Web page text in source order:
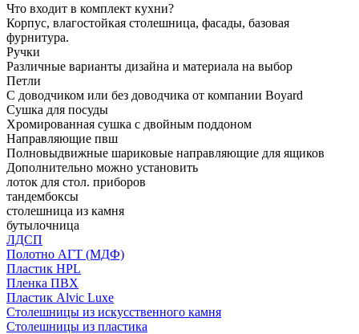
Что входит в комплект кухни?
Корпус, влагостойкая столешница, фасады, базовая
фурнитура.
Ручки
Различные варианты дизайна и материала на выбор
Петли
С доводчиком или без доводчика от компании Boyard
Сушка для посуды
Хромированная сушка с двойным поддоном
Направляющие пвш
Полновыдвижные шариковые направляющие для ящиков
Дополнительно можно установить
лоток для стол. приборов
тандембоксы
столешница из камня
бутылочница
ЛДСП
Полотно АГТ (МДФ)
Пластик HPL
Пленка ПВХ
Пластик Alvic Luxe
Столешницы из искусственного камня
Столешницы из пластика